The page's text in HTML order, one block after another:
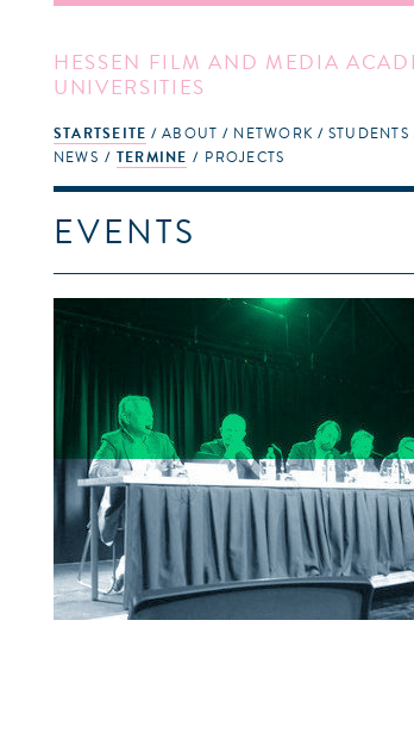
HESSEN FILM AND MEDIA
UNIVERSITIES
STARTSEITE
NEWS
TERMINE PROJECTS
ABOUT NETWORK STUDENTS
EVENTS